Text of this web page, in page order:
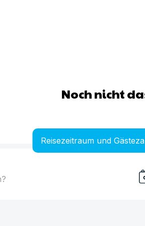
Noch nicht
Reisezeitraum und